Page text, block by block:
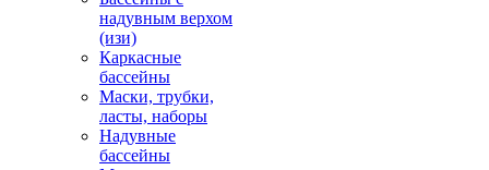
надувным верхом
(изи)
Каркасные
бассейны
Маски, трубки,
ласты, наборы
Надувные
бассейны